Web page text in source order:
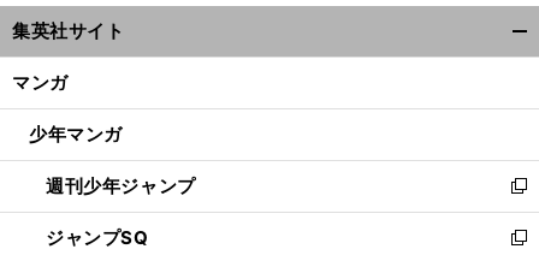
ウ
ィ
ン
ウ
開
く
集英社サイト
マンガ
少年マンガ
週刊少年ジャンプ
新
し
い
ジャンプSQ
新